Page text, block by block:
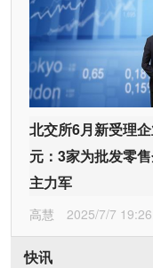
北交所6月新受理
元：3家为批发零
主力军
高慧 2025/7/7
快讯